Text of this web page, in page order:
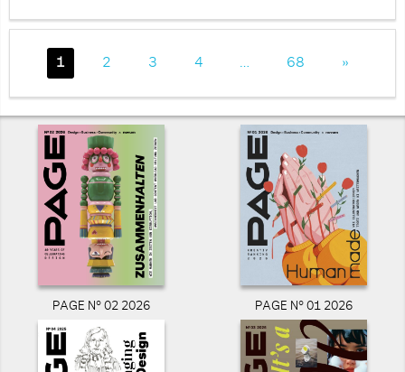
1 2 3 4 68 »
PAGE N° 02 2026 PAGE N° 01 2026